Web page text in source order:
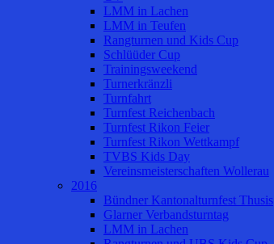
LMM in Lachen
LMM in Teufen
Rangturnen und Kids Cup
Schlüüder Cup
Trainingsweekend
Turnerkränzli
Turnfahrt
Turnfest Reichenbach
Turnfest Rikon Feier
Turnfest Rikon Wettkampf
TVBS Kids Day
Vereinsmeisterschaften Wollerau
2016
Bündner Kantonalturnfest Thusis
Glarner Verbandsturntag
LMM in Lachen